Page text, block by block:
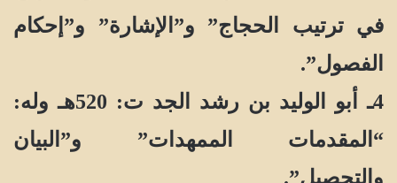
في ترتيب الحجاج” و”الإشارة” و”إحكام
الفصول”.
4ـ أبو الوليد بن رشد الجد ت: 520هـ وله:
“المقدمات الممهدات” و”البيان
والتحصيل”.